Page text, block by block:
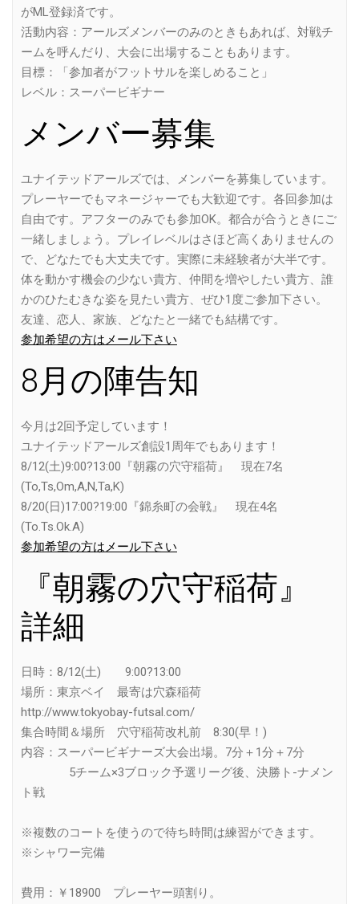
がML登録済です。
活動内容：アールズメンバーのみのときもあれば、対戦チ
ームを呼んだり、大会に出場することもあります。
目標：「参加者がフットサルを楽しめること」
レベル：スーパービギナー
メンバー募集
ユナイテッドアールズでは、メンバーを募集しています。
プレーヤーでもマネージャーでも大歓迎です。各回参加は
自由です。アフターのみでも参加OK。都合が合うときにご
一緒しましょう。プレイレベルはさほど高くありませんの
で、どなたでも大丈夫です。実際に未経験者が大半です。
体を動かす機会の少ない貴方、仲間を増やしたい貴方、誰
かのひたむきな姿を見たい貴方、ぜひ1度ご参加下さい。
友達、恋人、家族、どなたと一緒でも結構です。
参加希望の方はメール下さい
8月の陣告知
今月は2回予定しています！
ユナイテッドアールズ創設1周年でもあります！
8/12(土)9:00?13:00『朝霧の穴守稲荷』 現在7名
(To,Ts,Om,A,N,Ta,K)
8/20(日)17:00?19:00『錦糸町の会戦』 現在4名
(To.Ts.Ok.A)
参加希望の方はメール下さい
『朝霧の穴守稲荷』
詳細
日時：8/12(土) 9:00?13:00
場所：東京ベイ 最寄は穴森稲荷
http://www.tokyobay-futsal.com/
集合時間＆場所 穴守稲荷改札前 8:30(早！)
内容：スーパービギナーズ大会出場。7分＋1分＋7分
5チーム×3ブロック予選リーグ後、決勝ト-ナメン
ト戦
※複数のコートを使うので待ち時間は練習ができます。
※シャワー完備
費用：￥18900 プレーヤー頭割り。